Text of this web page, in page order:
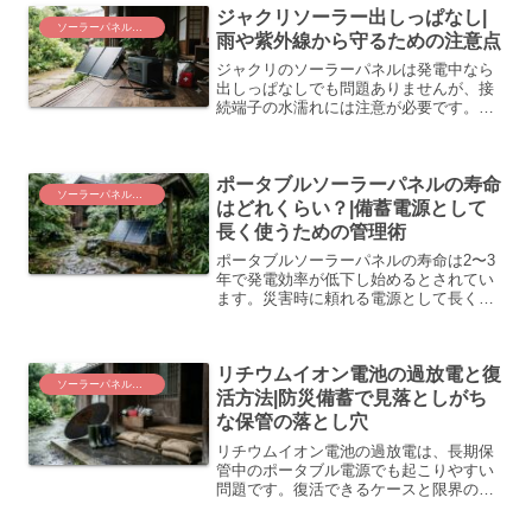
ジャクリソーラー出しっぱなし|
雨や紫外線から守るための注意点
ジャクリのソーラーパネルは発電中なら
出しっぱなしでも問題ありませんが、接
続端子の水濡れには注意が必要です。安
ポータブルソーラーパネルの寿命
はどれくらい？|備蓄電源として
長く使うための管理術
ポータブルソーラーパネルの寿命は2〜3
年で発電効率が低下し始めるとされてい
ます。災害時に頼れる電源として長く使
として心強い備...
ソーラーパネルと電源運用
リチウムイオン電池の過放電と復
活方法|防災備蓄で見落としがち
な保管の落とし穴
リチウムイオン電池の過放電は、長期保
管中のポータブル電源でも起こりやすい
問題です。復活できるケースと限界の見